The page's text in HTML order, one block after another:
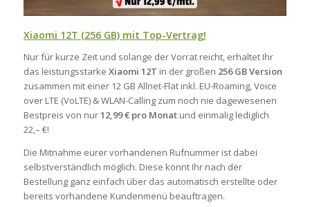
Xiaomi 12T (256 GB) mit Top-Vertrag!
Nur für kurze Zeit und solange der Vorrat reicht, erhaltet Ihr
das leistungsstarke Xiaomi 12T in der großen 256 GB Version
zusammen mit einer 12 GB Allnet-Flat inkl. EU-Roaming, Voice
over LTE (VoLTE) & WLAN-Calling zum noch nie dagewesenen
Bestpreis von nur12,99 € pro Monatund einmalig lediglich
22,– €!
Die Mitnahme eurer vorhandenen Rufnummer ist dabei
selbstverständlich möglich. Diese könnt Ihr nach der
Bestellung ganz einfach über das automatisch erstellte oder
bereits vorhandene Kundenmenü beauftragen.